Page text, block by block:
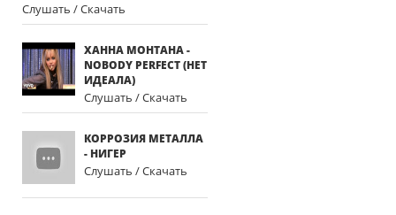
Слушать / Скачать
ХАННА МОНТАНА -
NOBODY PERFECT (НЕТ
ИДЕАЛА)
Слушать / Скачать
КОРРОЗИЯ МЕТАЛЛА
- НИГЕР
Слушать / Скачать